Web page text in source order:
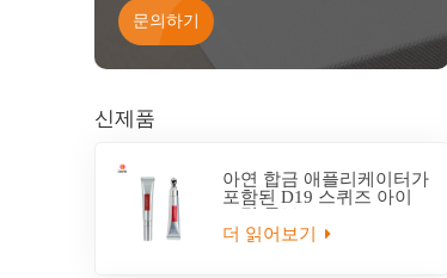
문의하기
신제품
아연 합금 애플리케이터가
포함된 D19 스퀴즈 아이
크림 튜브
더 읽어보기